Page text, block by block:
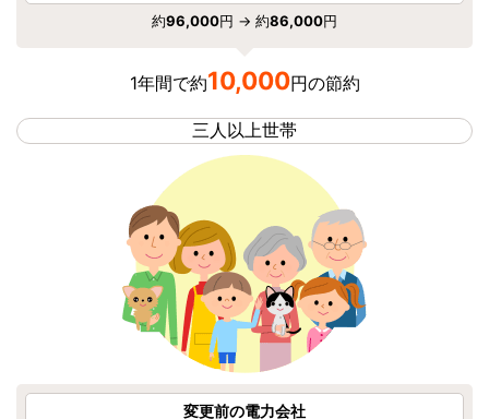
約96,000円 → 約86,000円
1年間で約10,000円の節約
三人以上世帯
変更前の電力会社